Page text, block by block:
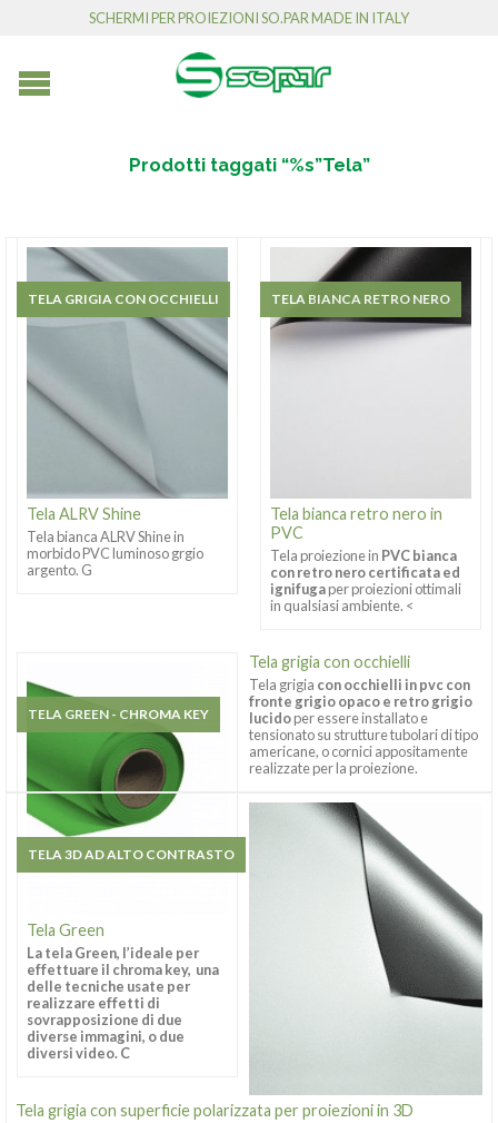
SCHERMI PER PROIEZIONI SO.PAR MADE IN ITALY
Prodotti taggati “%s”Tela”
Tela ALRV Shine
Tela bianca ALRV Shine in
morbido PVC luminoso grgio
argento. G
TELA ALRV SHINE
Tela bianca retro nero in
PVC
Tela proiezione in PVC bianca
con retro nero certificata ed
ignifugaper proiezioni ottimali
in qualsiasi ambiente. <
TELA BIANCA RETRO NERO
Tela Green
La tela Green, l’ideale per
effettuare il chroma key, una
delle tecniche usate per
realizzare effetti di
sovrapposizione di due
diverse immagini, o due
diversi video. C
TELA GREEN - CHROMA KEY
Tela grigia con occhielli
Tela grigia con occhielli in pvc con
fronte grigio opaco e retro grigio
lucidoper essere installato e
tensionato su strutture tubolari di tipo
americane, o cornici appositamente
realizzate per la proiezione.
TELA GRIGIA CON OCCHIELLI
Tela grigia con superficie polarizzata per proiezioni in 3D
TELA 3D AD ALTO CONTRASTO